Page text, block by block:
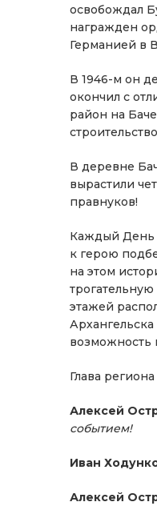
освобождал
награжден
Германией в
В 1946-м он
окончил с
район на
В деревне
вырастили
правнуков!
Каждый День
к герою
на этом
этажей
возможность
Глава
Алексей
событием!
Иван
Алексей